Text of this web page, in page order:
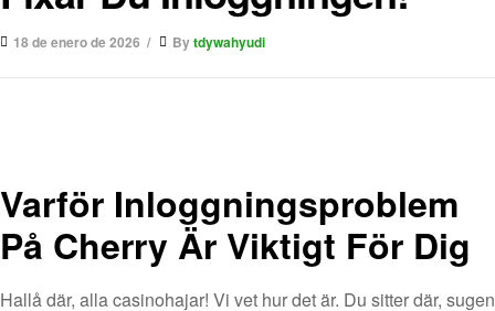
18 de enero de 2026 Bytdywahyudi
Varför Inloggningsproblem
På Cherry Är Viktigt För Dig
Hallå där, alla casinohajar! Vi vet hur det är. Du sitter där, sugen